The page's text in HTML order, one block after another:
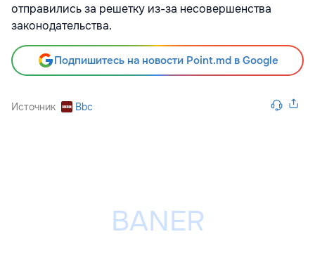
отправились за решетку из-за несовершенства
законодательства.
Подпишитесь на новости Point.md в Google
Источник Bbc